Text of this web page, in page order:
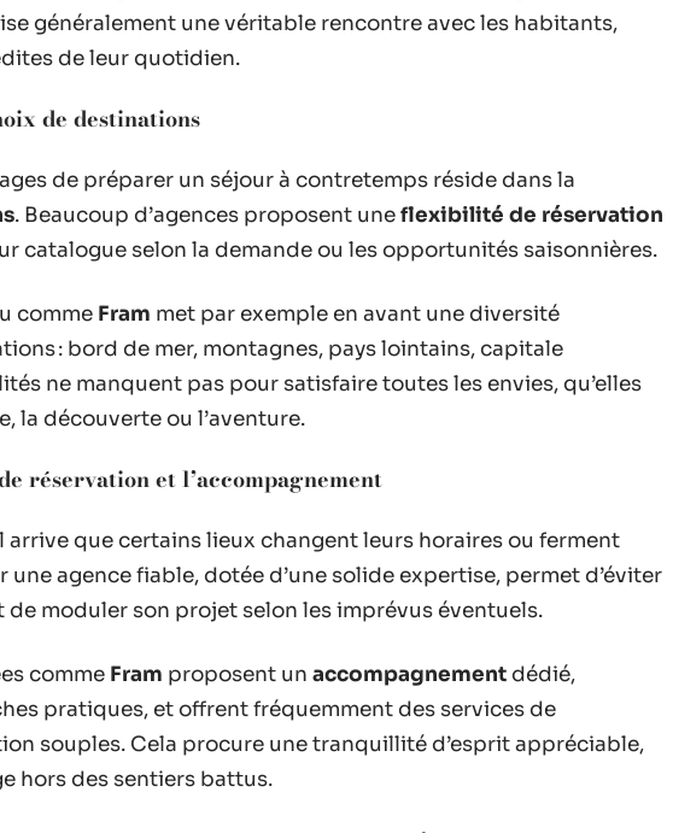
généralement une véritable rencontre avec les habitants,
de leur quotidien.
de destinations
de préparer un séjour à contretemps réside dans la
. Beaucoup d’agences proposent uneflexibilité de réservation
catalogue selon la demande ou les opportunités saisonnières.
comme Fram met par exemple en avant une diversité
: bord de mer, montagnes, pays lointains, capitale
ne manquent pas pour satisfaire toutes les envies, qu’elles
la découverte ou l’aventure.
réservation et l’accompagnement
arrive que certains lieux changent leurs horaires ou ferment
agence fiable, dotée d’une solide expertise, permet d’éviter
de moduler son projet selon les imprévus éventuels.
comme Fram proposent un accompagnement dédié,
pratiques, et offrent fréquemment des services de
souples. Cela procure une tranquillité d’esprit appréciable,
hors des sentiers battus.